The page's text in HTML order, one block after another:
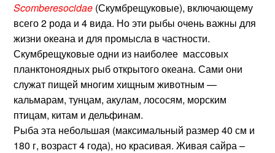
Scomberesocidae (Скумбрещуковые), включающему
всего 2 рода и 4 вида. Но эти рыбы очень важны для
жизни океана и для промысла в частности.
Скумбрещуковые одни из наиболее массовых
планктоноядных рыб открытого океана. Сами они
служат пищей многим хищным животным —
кальмарам, тунцам, акулам, лососям, морским
птицам, китам и дельфинам.
Рыба эта небольшая (максимальный размер 40 см и
180 г, возраст 4 года), но красивая. Живая сайра –